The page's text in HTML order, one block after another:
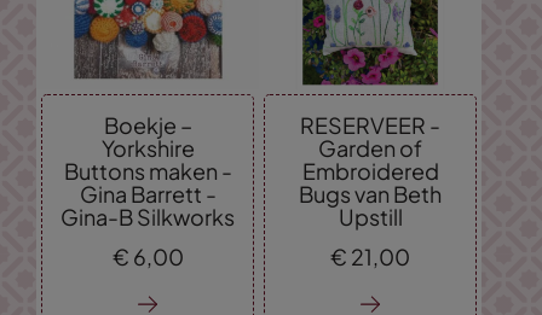
Boekje –
Yorkshire
Buttons maken -
Gina Barrett -
Gina-B Silkworks
€ 6, 00
RESERVEER -
Garden of
Embroidered
Bugs van Beth
Upstill
€ 21, 00